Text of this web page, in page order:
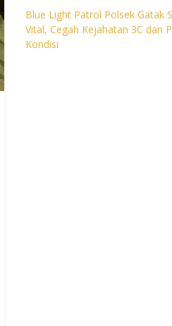
Blue Light Patrol Polsek Gatak
Vital, Cegah Kejahatan 3C dan
Kondisi